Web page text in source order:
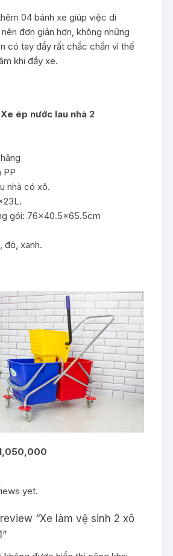
04 bánh xe giúp việc di
đơn giản hơn, không những
có tay đẩy rất chắc chắn vì thế
khi đẩy xe.
ép nước lau nhà 2
PP
nhà có xô.
gói: 76×40.5×65.5cm
đỏ, xanh.
yet.
“Xe làm vệ sinh 2 xô